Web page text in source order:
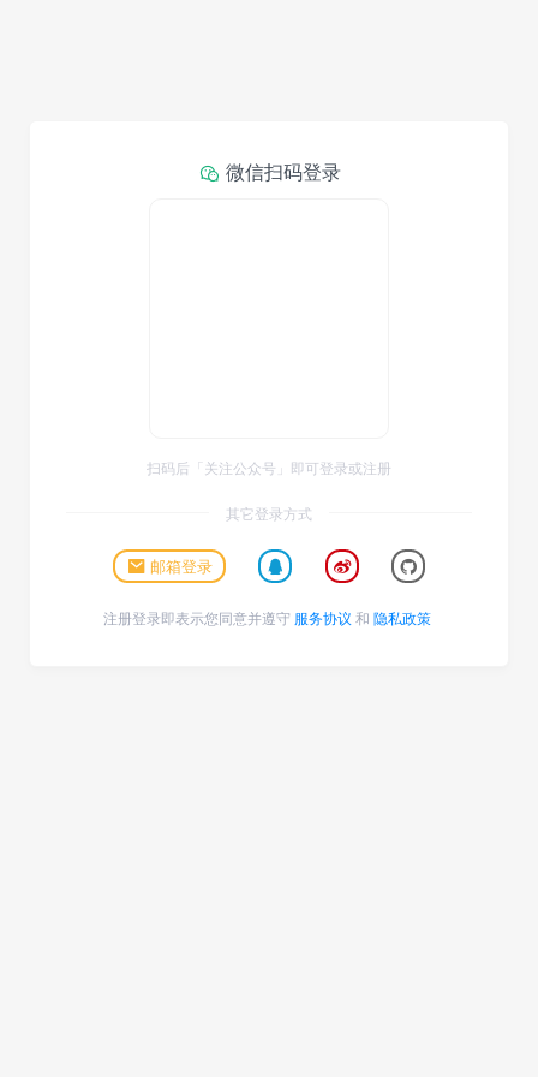
微信扫码登录
扫码后「关注公众号」即可登录或注册
其它登录方式
邮箱登录
注册登录即表示您同意并遵守 服务协议 和 隐私政策